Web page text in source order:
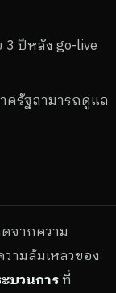
3 ปีหลัง go-live
ครัฐสามารถดูแล
จากความ
ามล้มเหลวของ
บวนการที่